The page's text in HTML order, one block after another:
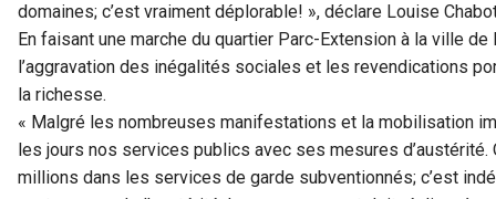
domaines; c’est vraiment déplorable! », déclare Louise
En faisant une marche du quartier Parc-Extension à la ville
l’aggravation des inégalités sociales et les revendications
la richesse.
« Malgré les nombreuses manifestations et la mobilisation
les jours nos services publics avec ses mesures d’austérité.
millions dans les services de garde subventionnés; c’est